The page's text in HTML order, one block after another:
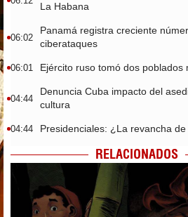
La Habana
06:02
Panamá registra creciente
ciberataques
06:01 Ejército ruso tomó dos poblados
04:44
Denuncia Cuba impacto del
cultura
04:44 Presidenciales: ¿La revancha
RELACIONADOS